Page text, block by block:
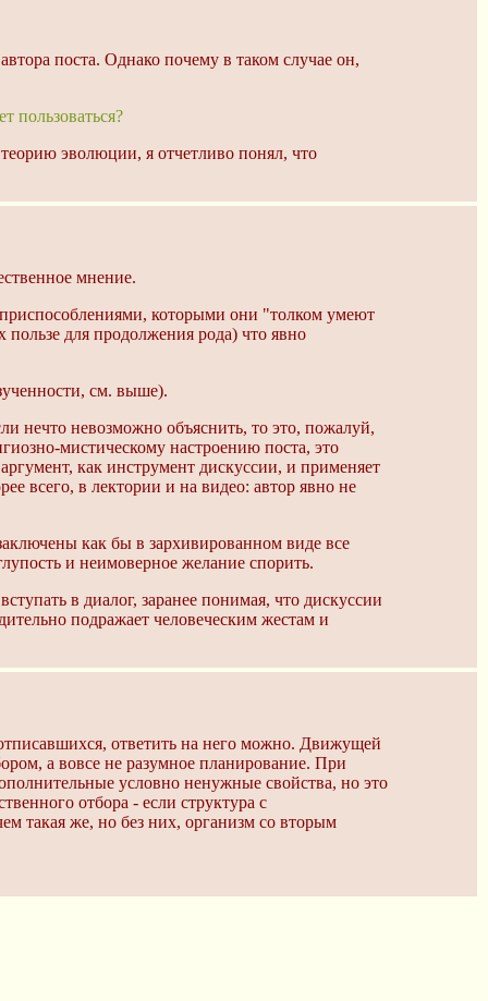
поста. Однако почему в таком случае он,
пользоваться?
эволюции, я отчетливо понял, что
мнение.
которыми они "толком умеют
для продолжения рода) что явно
см. выше).
нечто невозможно объяснить, то это, пожалуй,
мистическому настроению поста, это
как инструмент дискуссии, и применяет
всего, в лектории и на видео: автор явно не
как бы в зархивированном виде все
и неимоверное желание спорить.
в диалог, заранее понимая, что дискуссии
подражает человеческим жестам и
ответить на него можно. Движущей
а вовсе не разумное планирование. При
условно ненужные свойства, но это
отбора - если структура с
такая же, но без них, организм со вторым